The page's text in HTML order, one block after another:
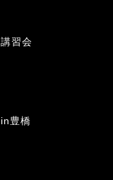
習会
豊橋